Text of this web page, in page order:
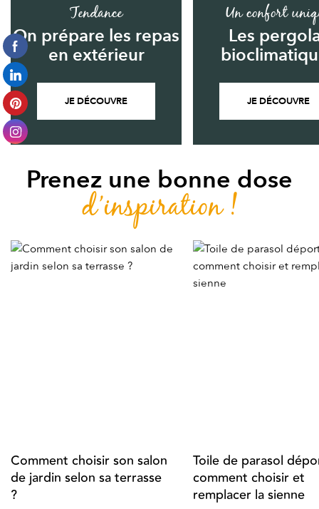
Tendance
On prépare les repas
en extérieur
JE DÉCOUVRE
Un confort
Les
JE DÉCOUVRE
Prenez une bonne dose
d’inspiration !
Comment choisir son salon
de jardin selon sa terrasse
?
Toile de parasol
comment choisir et
remplacer la sienne